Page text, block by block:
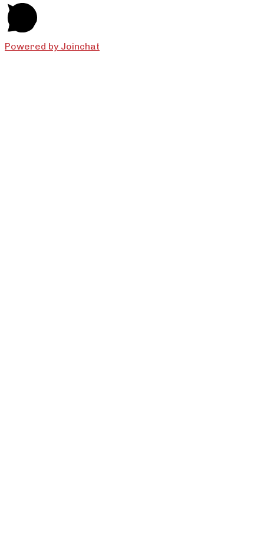
Powered by Joinchat